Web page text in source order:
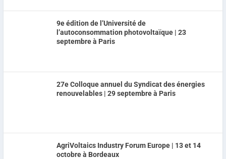
9e édition de l’Université de
l’autoconsommation photovoltaïque | 23
septembre à Paris
27e Colloque annuel du Syndicat des énergies
renouvelables | 29 septembre à Paris
AgriVoltaics Industry Forum Europe | 13 et 14
octobre à Bordeaux